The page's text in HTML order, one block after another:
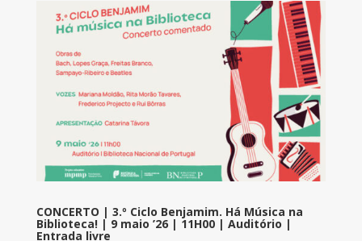
CONCERTO | 3.º Ciclo Benjamim. Há Música na
Biblioteca! | 9 maio ’26 | 11H00 | Auditório |
Entrada livre